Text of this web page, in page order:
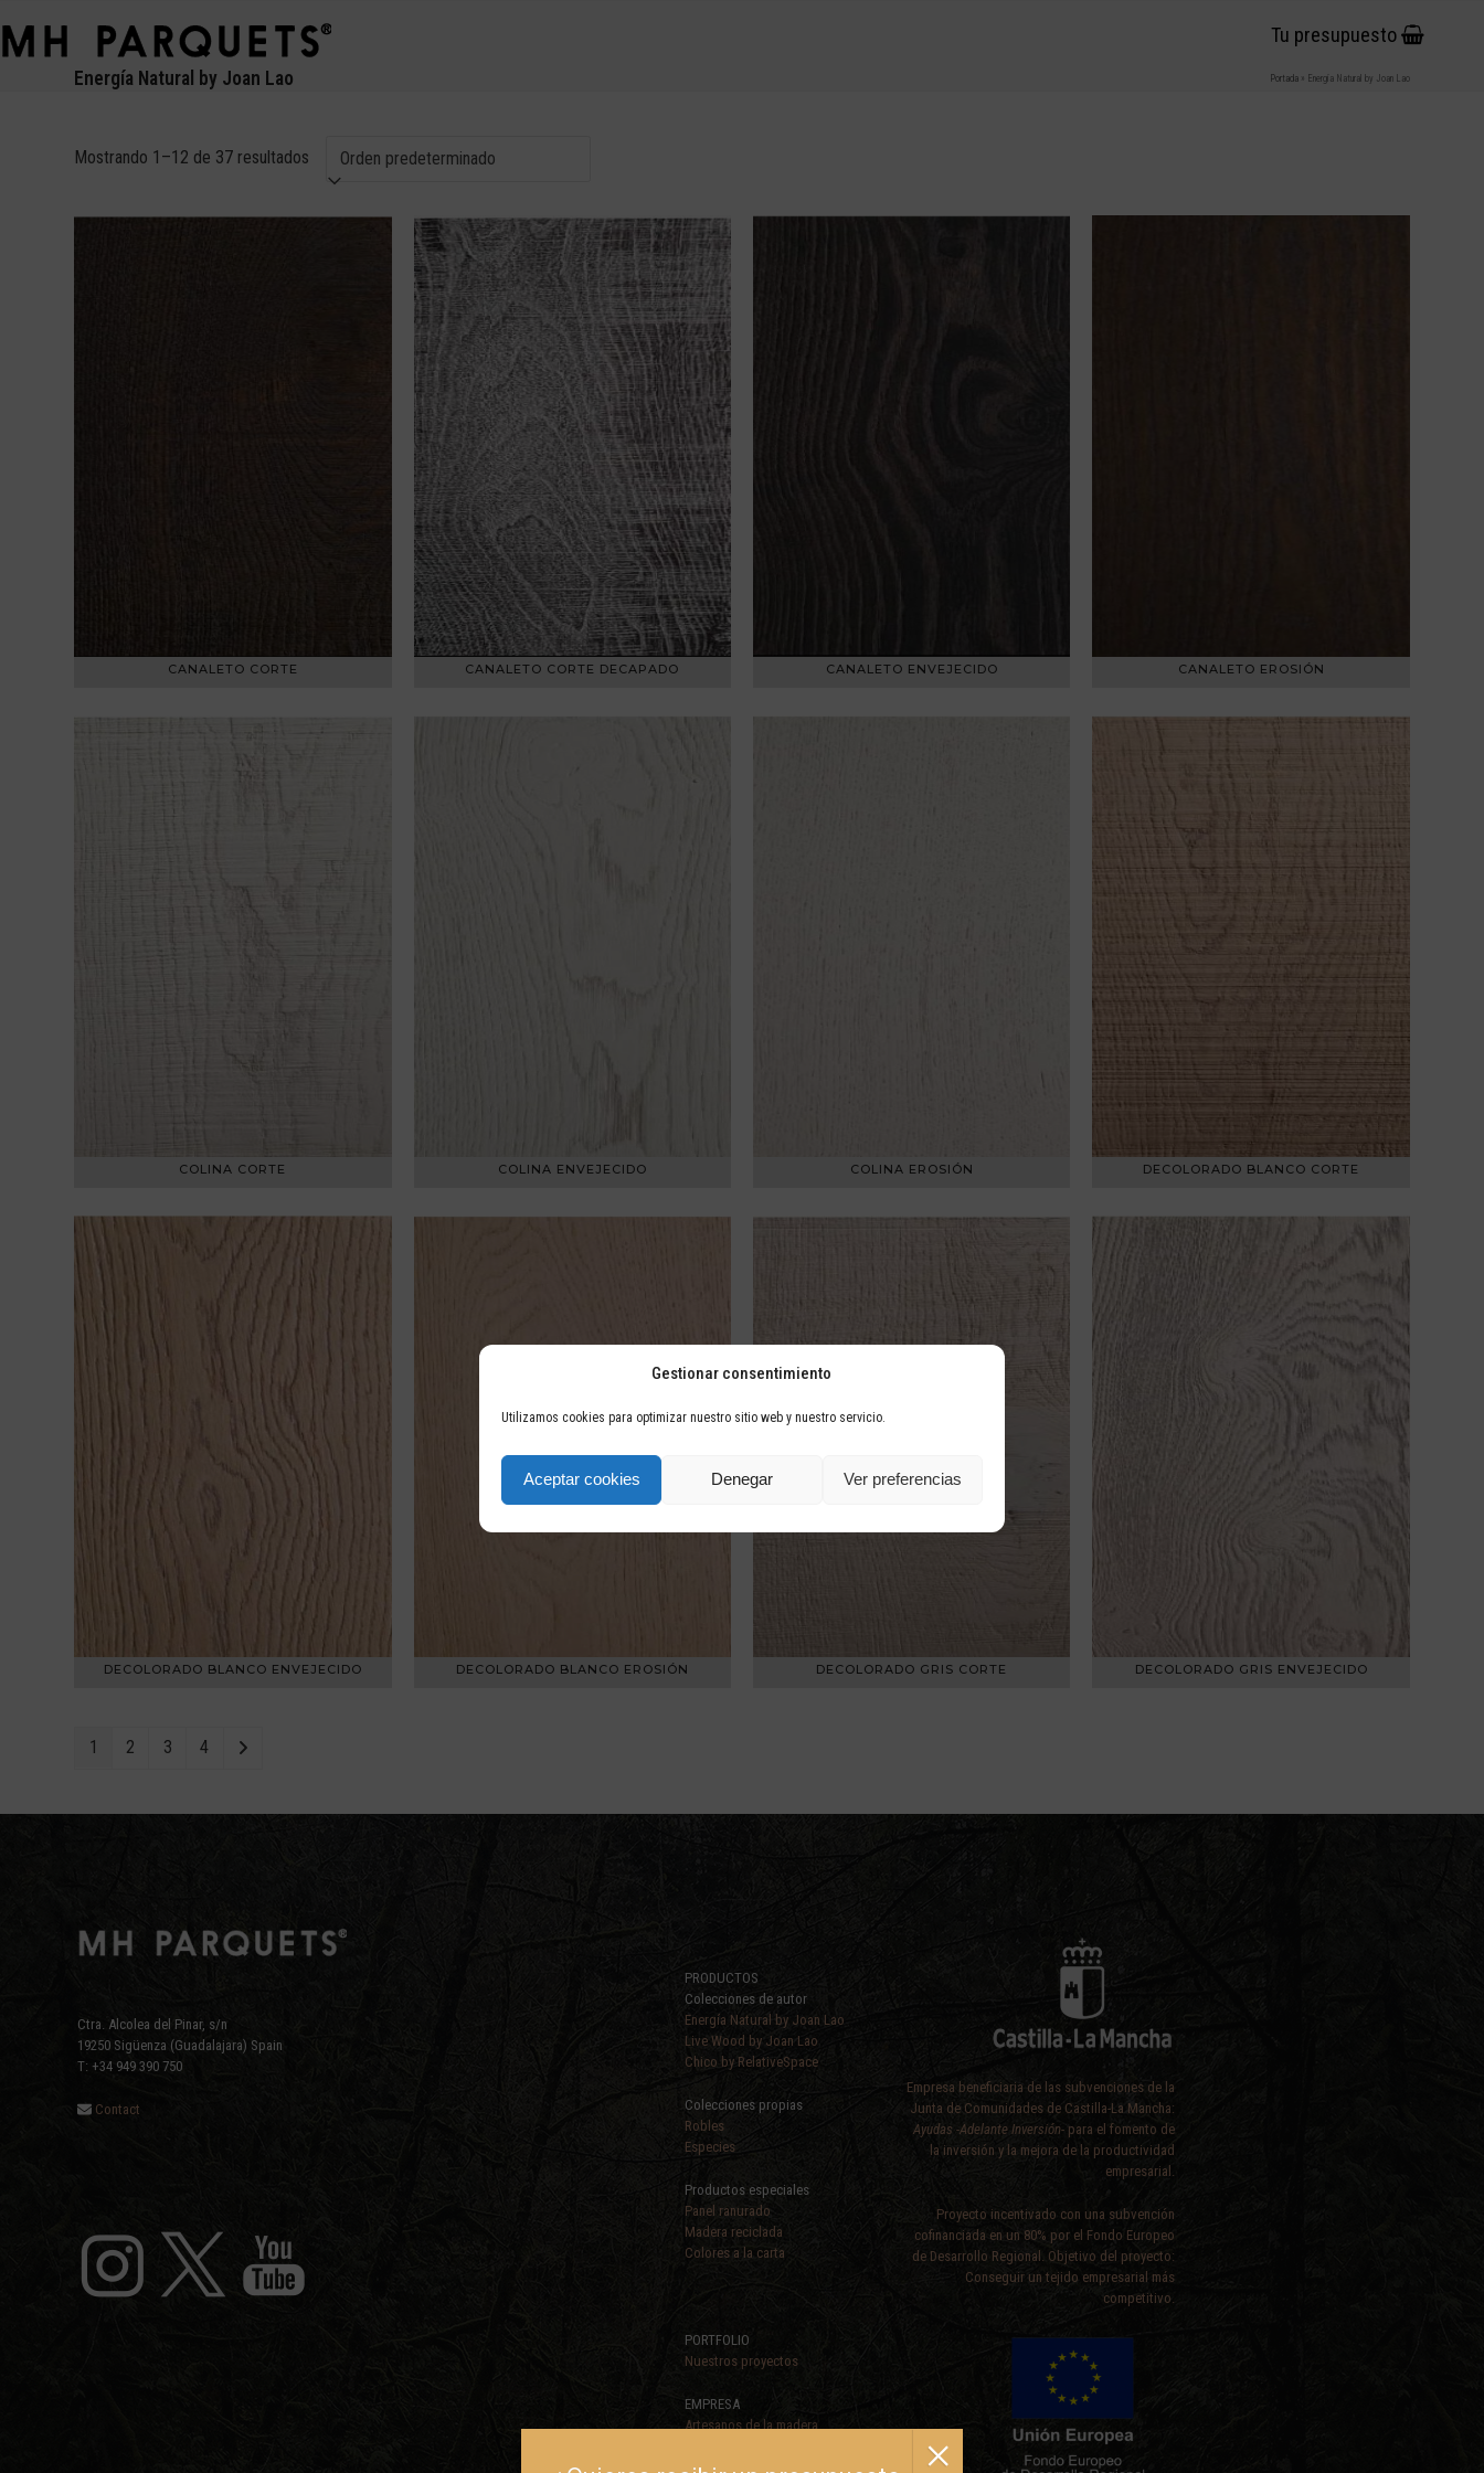
Gestionar consentimiento
Utilizamos cookies para optimizar nuestro sitio web y nuestro servicio.
Aceptar cookies Denegar Ver preferencias
to
content
mobile
mobile
Tu presupuesto
Energía Natural by Joan Lao Portada» Energía Natural by Joan Lao
Mostrando 1–12 de 37 resultados
CANALETO CORTE CANALETO CORTE DECAPADO CANALETO ENVEJECIDO CANALETO EROSIÓN
COLINA CORTE COLINA ENVEJECIDO COLINA EROSIÓN DECOLORADO BLANCO CORTE
DECOLORADO BLANCO ENVEJECIDO DECOLORADO BLANCO EROSIÓN DECOLORADO GRIS CORTE DECOLORADO GRIS ENVEJECIDO
1 2 3 4
Ctra. Alcolea del Pinar, s/n
19250 Sigüenza (Guadalajara) Spain
T: +34 949 390 750
Contact
PRODUCTOS
Colecciones de autor
Energía Natural by Joan Lao
Live Wood by Joan Lao
Chico by RelativeSpace
Colecciones propias
Robles
Especies
Productos especiales
Panel ranurado
Madera reciclada
Colores a la carta
PORTFOLIO
Nuestros proyectos
EMPRESA
Artesanos de la madera
Política de calidad
Empresa beneficiaria de las subvenciones de la
Junta de Comunidades de Castilla-La Mancha:
Ayudas -Adelante Inversión- para el fomento de
la inversión y la mejora de la productividad
empresarial.
Proyecto incentivado con una subvención
cofinanciada en un 80% por el Fondo Europeo
de Desarrollo Regional. Objetivo del proyecto:
Conseguir un tejido empresarial más
competitivo.